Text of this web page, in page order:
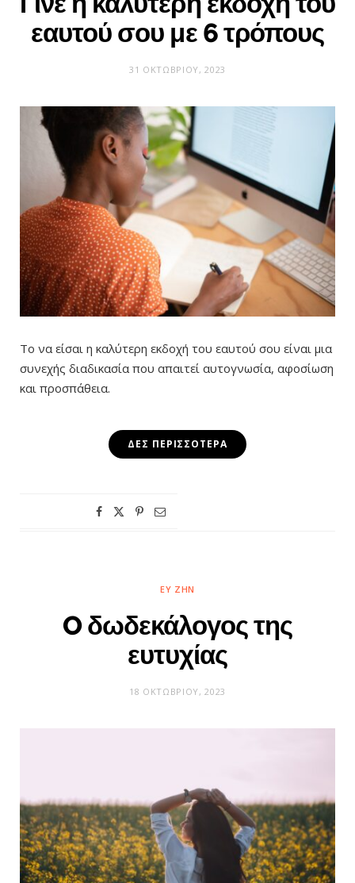
εαυτού σου με 6 τρόπους
31 ΟΚΤΩΒΡΊΟΥ, 2023
Το να είσαι η καλύτερη εκδοχή του εαυτού σου είναι μια
συνεχής διαδικασία που απαιτεί αυτογνωσία, αφοσίωση
και προσπάθεια.
ΔΕΣ ΠΕΡΙΣΣΌΤΕΡΑ
ΕΥ ΖΗΝ
O δωδεκάλογος της
ευτυχίας
18 ΟΚΤΩΒΡΊΟΥ, 2023